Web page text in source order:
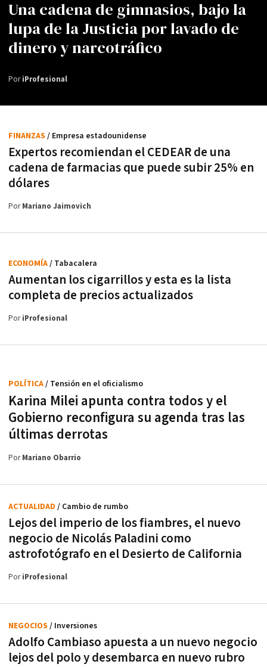
Una cadena de gimnasios, bajo la
lupa de la Justicia por lavado de
dinero y narcotráfico
PoriProfesional
Expertos recomiendan el CEDEAR de una
cadena de farmacias que puede subir 25% en
dólares
FINANZAS / Empresa estadounidense
PorMariano Jaimovich
Aumentan los cigarrillos y esta es la lista
completa de precios actualizados
ECONOMÍA/ Tabacalera
PoriProfesional
Karina Milei apunta contra todos y el
Gobierno reconfigura su agenda tras las
últimas derrotas
POLÍTICA/ Tensión en el oficialismo
PorMariano Obarrio
Lejos del imperio de los fiambres, el nuevo
negocio de Nicolás Paladini como
astrofotógrafo en el Desierto de California
ACTUALIDAD / Cambio de rumbo
PoriProfesional
Adolfo Cambiaso apuesta a un nuevo negocio
lejos del polo y desembarca en nuevo rubro
NEGOCIOS / Inversiones